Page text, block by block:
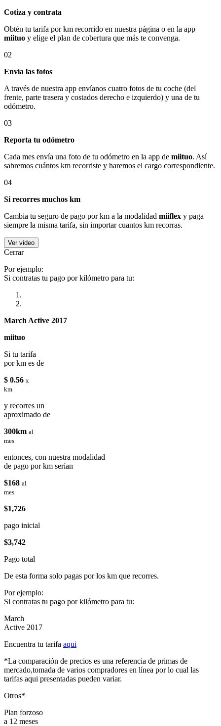
Cotiza y contrata
Obtén tu tarifa por km recorrido en nuestra página o en la app
miituo y elige el plan de cobertura que más te convenga.
02
Envía las fotos
A través de nuestra app envíanos cuatro fotos de tu coche (del
frente, parte trasera y costados derecho e izquierdo) y una de tu
odómetro.
03
Reporta tu odómetro
Cada mes envía una foto de tu odómetro en la app de miituo. Así
sabremos cuántos km recorriste y haremos el cargo correspondiente.
04
Si recorres muchos km
Cambia tu seguro de pago por km a la modalidad miiflex y paga
siempre la misma tarifa, sin importar cuantos km recorras.
Ver video
Cerrar
Por ejemplo:
Si contratas tu pago por kilómetro para tu:
March Active 2017
miituo
Si tu tarifa
por km es de
$ 0.56 x
km
y recorres un
aproximado de
300km al
mes
entonces, con nuestra modalidad
de pago por km serían
$168 al
mes
$1,726
pago inicial
$3,742
Pago total
De esta forma solo pagas por los km que recorres.
Por ejemplo:
Si contratas tu pago por kilómetro para tu:
March
Active 2017
Encuentra tu tarifa aqui
*La comparación de precios es una referencia de primas de
mercado,tomada de varios compradores en línea por lo cual las
tarifas aqui presentadas pueden variar.
Otros*
Plan forzoso
a 12 meses